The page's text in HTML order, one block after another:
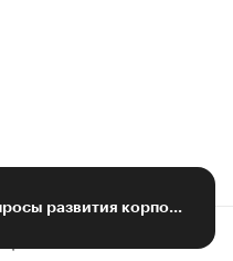
В Краснодаре обсудили вопросы развития корпоративного волонтерства